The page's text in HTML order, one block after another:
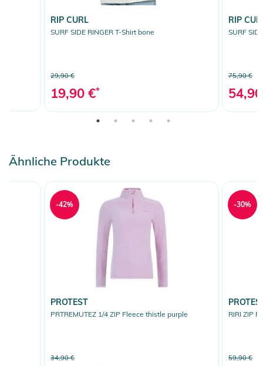
RIP CURL
SURF SIDE RINGER T-Shirt bone
29,90 €
19,90 €*
RIP
SURF
75,90 €
Ähnliche Produkte
PROTEST
PRTREMUTEZ 1/4 ZIP Fleece thistle purple
34,90 €
-42%
RIRI ZIP
59,90 €
-30%